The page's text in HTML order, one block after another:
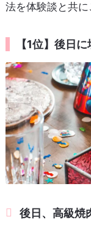
法を体験談と共に
【1位】後日
後日、高級焼